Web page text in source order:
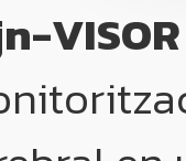
VISOR